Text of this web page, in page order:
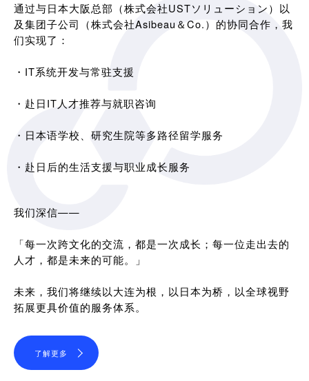
通过与日本大阪总部（株式会社USTソリューション）以
及集团子公司（株式会社Asibeau＆Co.）的协同合作，我
们实现了：
・IT系统开发与常驻支援
・赴日IT人才推荐与就职咨询
・日本语学校、研究生院等多路径留学服务
・赴日后的生活支援与职业成长服务
我们深信——
「每一次跨文化的交流，都是一次成长；每一位走出去的
人才，都是未来的可能。」
未来，我们将继续以大连为根，以日本为桥，以全球视野
拓展更具价值的服务体系。
了解更多